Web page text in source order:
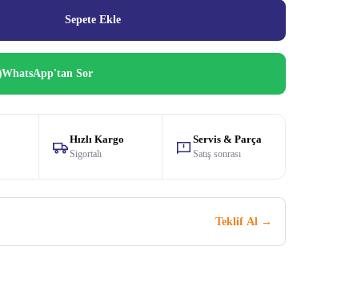
Sepete Ekle
WhatsApp'tan Sor
Hızlı Kargo
Sigortalı
Servis & Parça
Satış sonrası
Teklif Al →